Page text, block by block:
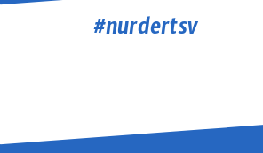
#nurdertsv